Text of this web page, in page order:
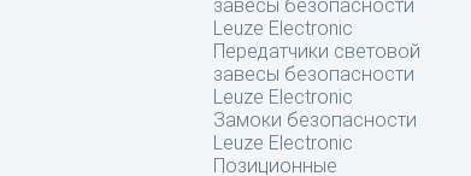
завесы безопасности
Leuze Electronic
Передатчики световой
завесы безопасности
Leuze Electronic
Замоки безопасности
Leuze Electronic
Позиционные